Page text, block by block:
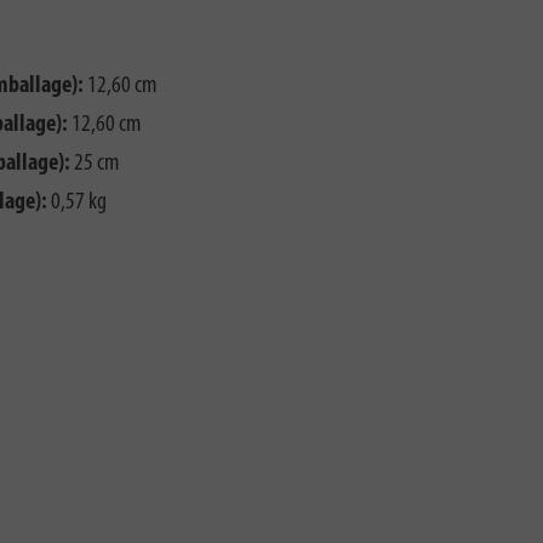
12,60 cm
12,60 cm
25 cm
0,57 kg